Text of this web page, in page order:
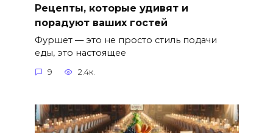
Рецепты, которые удивят и
порадуют ваших гостей
Фуршет — это не просто стиль подачи
еды, это настоящее
9 2.4к.